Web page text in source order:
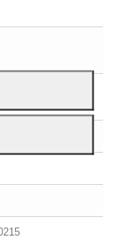
preferências,
consentimento